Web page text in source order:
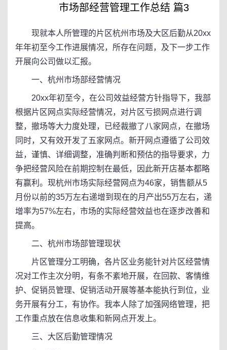
市场部经营管理工作总结 篇3
现就本人所管理的片区杭州市场及大区后勤从20xx
年年初至今工作进展情况，所存在问题，及下一步工作
开展向公司做以汇报。
一、杭州市场部经营情况
20xx年初至今，在公司效益经营方针指导下，我部
根据片区网点实际经营情况，对片区亏损网点进行调
整，撤场等大力度处理，已经裁撤了八家网点，在撤场
同时，又有效开发了五家网点。新开网点遵循了公司效
益，谨慎、详细调整，准确判断和预估的指导要求，力
争把经营风险在前期控制在最低，因此新开店基本都略
有赢利。现杭州市场实际经营网点为46家，销售额从5
月份以前的35万左右递增到现在的月产出55万左右，递
增率为57%左右，市场的实际经营效益也在逐步改善和
提高。
二、杭州市场部管理现状
片区管理分工明确，各片区业务能针对片区经营情
况对工作主次分明，有条不紊地开展，在回款、客情维
护、促销员管理、促销活动开展等基本能执行到位，业
务开展有分工，有协作。我本人除了加强网络管理，把
工作重点放在信息收集和新网点开发上。
三、大区后勤管理情况